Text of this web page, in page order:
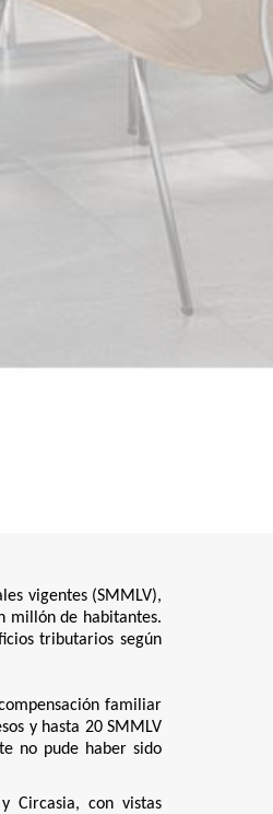
vigentes (SMMLV),
millón de habitantes.
tributarios según
familiar
y hasta 20 SMMLV
no pude haber sido
Circasia, con vistas